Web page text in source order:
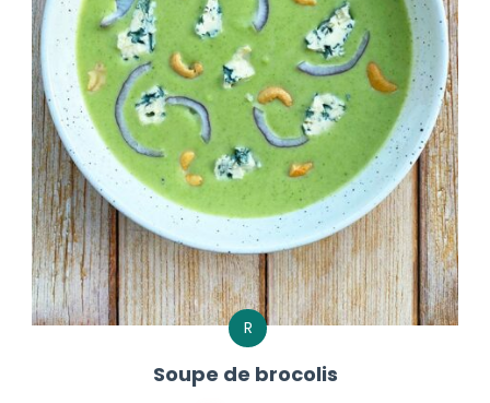
R
Soupe de brocolis